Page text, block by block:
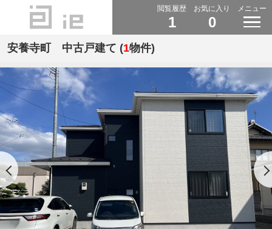
閲覧履歴
1
お気に入り
0
メニュー
安養寺町 中古戸建て (1物件)